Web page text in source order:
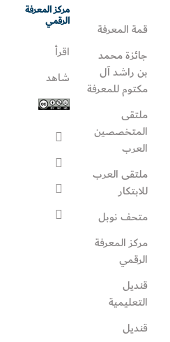
قمة المعرفة
جائزة محمد
بن راشد آل
مكتوم للمعرفة
ملتقى
المتخصصين
العرب
ملتقى العرب
للابتكار
متحف نوبل
مركز المعرفة
الرقمي
قنديل
التعليمية
قنديل
مركز المعرفة
الرقمي
اقرأ
شاهد